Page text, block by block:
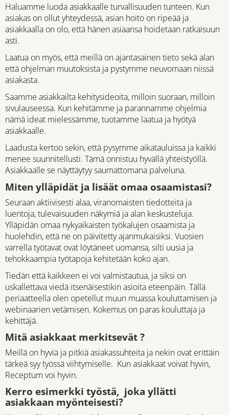
Haluamme luoda asiakkaalle turvallisuuden tunteen. Kun
asiakas on ollut yhteydessä, asian hoito on ripeää ja
asiakkaalla on olo, että hänen asiaansa hoidetaan ratkaisuun
asti.
Laatua on myös, että meillä on ajantasainen tieto sekä alan
että ohjelman muutoksista ja pystymme neuvomaan niissä
asiakasta.
Saamme asiakkailta kehitysideoita, milloin suoraan, milloin
sivulauseessa. Kun kehitämme ja parannamme ohjelmia
nämä ideat mielessämme, tuotamme laatua ja hyötyä
asiakkaalle.
Laadusta kertoo sekin, että pysymme aikatauluissa ja kaikki
menee suunnitellusti. Tämä onnistuu hyvällä yhteistyöllä.
Asiakkaalle se näyttäytyy saumattomana palveluna.
Miten ylläpidät ja lisäät omaa osaamistasi?
Seuraan aktiivisesti alaa, viranomaisten tiedotteita ja
luentoja, tulevaisuuden näkymiä ja alan keskusteluja.
Ylläpidän omaa nykyaikaisten työkalujen osaamista ja
huolehdin, että ne on päivitetty ajanmukaisiksi. Vuosien
varrella työtavat ovat löytäneet uomansa, silti uusia ja
tehokkaampia työtapoja kehitetään koko ajan.
Tiedän että kaikkeen ei voi valmistautua, ja siksi on
uskallettava viedä itsenäisestikin asioita eteenpäin. Tällä
periaatteella olen opetellut muun muassa kouluttamisen ja
webinaarien vetämisen. Kokemus on paras kouluttaja ja
kehittäjä.
Mitä asiakkaat merkitsevät ?
Meillä on hyviä ja pitkiä asiakassuhteita ja nekin ovat erittäin
tärkeä syy työssä viihtymiselle. Kun asiakkaat voivat hyvin,
Receptum voi hyvin.
Kerro esimerkki työstä, joka yllätti
asiakkaan myönteisesti?